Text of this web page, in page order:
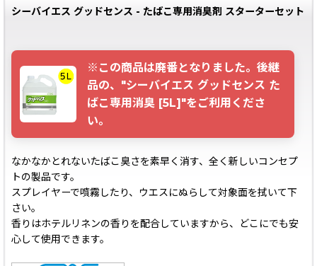
シーバイエス グッドセンス - たばこ専用消臭剤 スターターセット
※この商品は廃番となりました。後継
品の、"シーバイエス グッドセンス た
ばこ専用消臭 [5L]"をご利用くださ
い。
なかなかとれないたばこ臭さを素早く消す、全く新しいコンセプ
トの製品です。
スプレイヤーで噴霧したり、ウエスにぬらして対象面を拭いて下
さい。
香りはホテルリネンの香りを配合していますから、どこにでも安
心して使用できます。